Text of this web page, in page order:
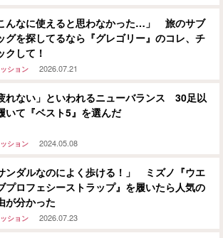
んなに使えると思わなかった…」 旅のサブ
グを探してるなら『グレゴリー』のコレ、チ
クして！
ション 2026.07.21
れない」といわれるニューバランス 30足以
いて『ベスト5』を選んだ
ション 2024.05.08
ンダルなのによく歩ける！」 ミズノ『ウエ
プロフェシーストラップ』を履いたら人気の
が分かった
ション 2026.07.23